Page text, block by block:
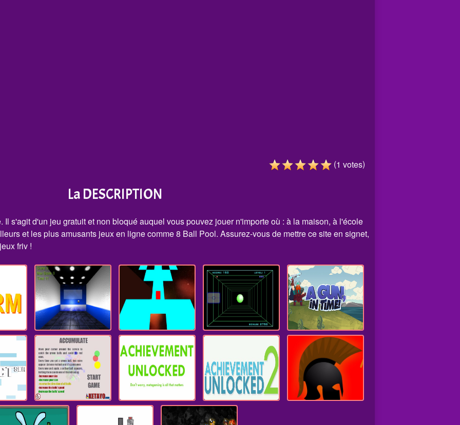
(1 votes)
La DESCRIPTION
s'agit d'un jeu gratuit et non bloqué auquel vous pouvez jouer n'importe où : à la maison, à l'école
et les plus amusants jeux en ligne comme 8 Ball Pool. Assurez-vous de mettre ce site en signet,
friv !